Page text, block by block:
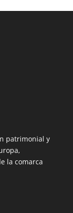
patrimonial y
la comarca